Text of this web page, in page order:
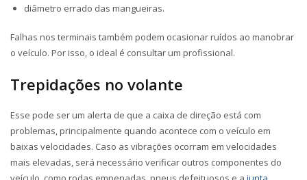
diâmetro errado das mangueiras.
Falhas nos terminais também podem ocasionar ruídos ao manobrar
o veículo. Por isso, o ideal é consultar um profissional.
Trepidações no volante
Esse pode ser um alerta de que a caixa de direção está com
problemas, principalmente quando acontece com o veículo em
baixas velocidades. Caso as vibrações ocorram em velocidades
mais elevadas, será necessário verificar outros componentes do